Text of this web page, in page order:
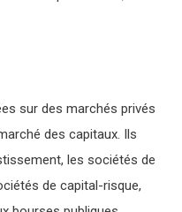
sur des marchés privés
des capitaux. Ils
les sociétés de
de capital-risque,